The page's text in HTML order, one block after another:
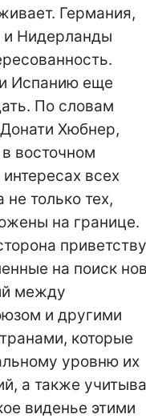
Германия,
и Нидерланды
Испанию еще
По словам
Хюбнер,
восточном
всех
не только тех,
на границе.
на поиск
между
и другими
которые
уровню их
а также
виденье этими